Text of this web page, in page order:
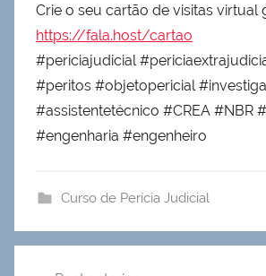
Crie o seu cartão de visitas virtual
https://fala.host/cartao
#periciajudicial
#peritos #objetopericial
#assistentetécnico #CREA #NBR
#engenharia #engenheiro
Curso de Perícia Judicial